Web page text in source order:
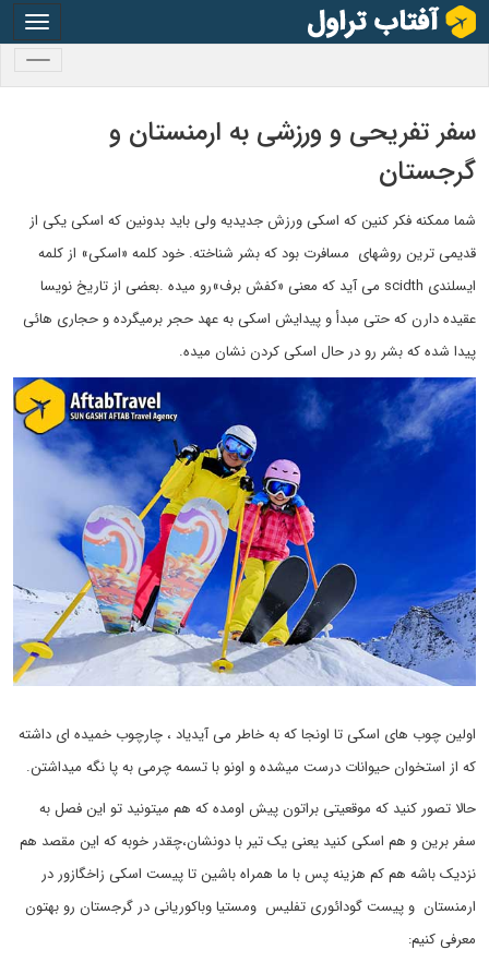
سفر تفریحی و ورزشی به ارمنستان و
گرجستان
شما ممکنه فکر کنین که اسکی ورزش جدیدیه ولی باید بدونین که اسکی یکی از
قدیمی ترین روشهای مسافرت بود که بشر شناخته. خود کلمه «اسکی» از کلمه
ایسلندی scidth می آید که معنی «کفش برف»رو میده .بعضی از تاریخ نویسا
عقیده دارن که حتی مبدأ و پیدایش اسکی به عهد حجر برمیگرده و حجاری هائی
پیدا شده که بشر رو در حال اسکی کردن نشان میده.
اولین چوب های اسکی تا اونجا که به خاطر می آیدیاد ، چارچوب خمیده ای داشته
که از استخوان حیوانات درست میشده و اونو با تسمه چرمی به پا نگه میداشتن.
حالا تصور کنید که موقعیتی براتون پیش اومده که هم میتونید تو این فصل به
سفر برین و هم اسکی کنید یعنی یک تیر با دونشان،چقدر خوبه که این مقصد هم
نزدیک باشه هم کم هزینه پس با ما همراه باشین تا پیست اسکی زاخگازور در
ارمنستان و پیست گودائوری تفلیس ومستیا وباکوریانی در گرجستان رو بهتون
معرفی کنیم: